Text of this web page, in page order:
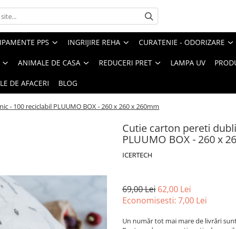
PPS INGRIJIRE REHA CURATENIE - ODORIZARE
ANIMALE DE CASA REDUCERI PRET LAMPA UV
DE AFACERI BLOG
- 100 reciclabil PLUUMO BOX - 260 x 260 x 260mm
Cutie carton pereti
PLUUMO BOX - 260 x
ICERTECH
69,00 Lei 62,00 Lei
Economisesti: 7,00 Lei
Un număr tot mai mare de livrări